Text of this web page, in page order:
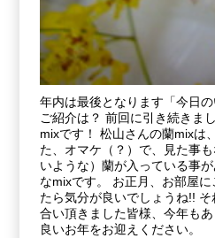
年内は最後となります「今日
ご紹介は？ 前回に引き続きま
mixです！ 松山さんの蘭mixは
た、オマケ（？）で、見た事
いような）蘭が入っている事
なmixです。 お正月、お部屋
たら気分が良いでしょうね!!
合い頂きました皆様、今年もあ
良いお年をお迎えください。